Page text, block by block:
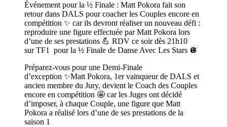
Événement pour la ½ Finale : Matt Pokora fait son
retour dans DALS pour coacher les Couples encore en
compétition ✨ car ils devront réaliser un nouveau défi :
reproduire une figure effectuée par Matt Pokora lors
d’une de ses prestations 💪 RDV ce soir dès 21h10
sur TF1 pour la ½ Finale de Danse Avec Les Stars 🪩
Préparez-vous pour une Demi-Finale
d’exception ✨Matt Pokora, 1er vainqueur de DALS et
ancien membre du Jury, devient le Coach des Couples
encore en compétition 🤩 car les Juges ont décidé
d’imposer, à chaque Couple, une figure que Matt
Pokora a réalisé lors d’une de ses prestations de la
saison 1